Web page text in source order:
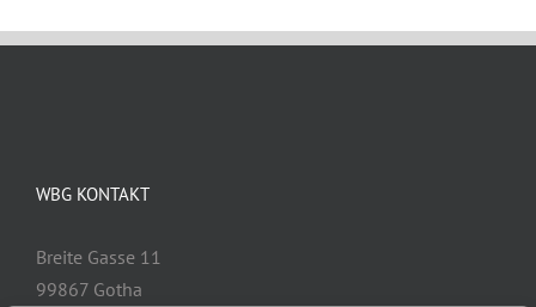
WBG KONTAKT
Breite Gasse 11
99867 Gotha